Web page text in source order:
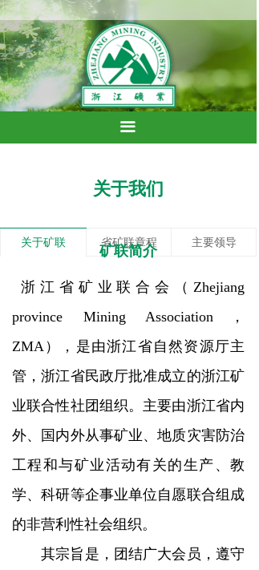
끀
关于矿联 省矿联章程 主要领导
矿联简介
浙江省矿业联合会（Zhejiang
province Mining Association，
ZMA），是由浙江省自然资源厅主
管，浙江省民政厅批准成立的浙江矿
业联合性社团组织。主要由浙江省内
外、国内外从事矿业、地质灾害防治
工程和与矿业活动有关的生产、教
学、科研等企事业单位自愿联合组成
的非营利性社会组织。
其宗旨是，团结广大会员，遵守
关于我们